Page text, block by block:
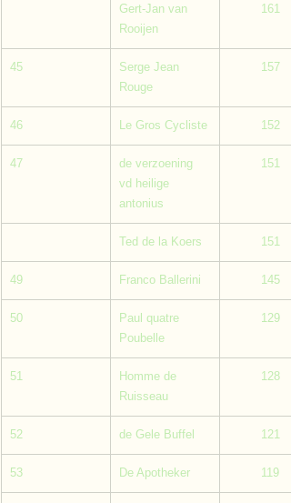
Gert-Jan van
Rooijen
161
45
Serge Jean
Rouge
157
46 Le Gros Cycliste 152
47
de verzoening
vd heilige
antonius
151
Ted de la Koers 151
49 Franco Ballerini 145
50
Paul quatre
Poubelle
129
51
Homme de
Ruisseau
128
52 de Gele Buffel 121
53 De Apotheker 119